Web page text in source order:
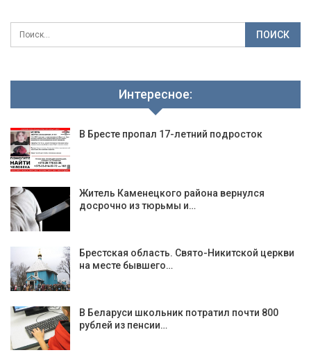
Интересное:
В Бресте пропал 17-летний подросток
Житель Каменецкого района вернулся
досрочно из тюрьмы и…
Брестская область. Свято-Никитской церкви
на месте бывшего…
В Беларуси школьник потратил почти 800
рублей из пенсии…